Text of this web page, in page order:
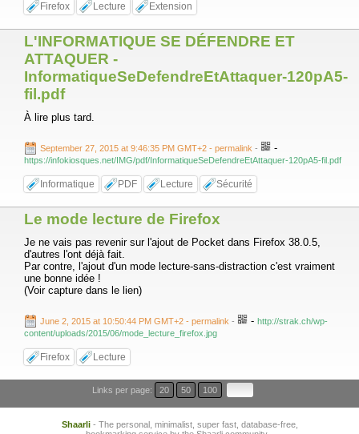
Firefox Lecture Extension
L'INFORMATIQUE SE DÉFENDRE ET
ATTAQUER -
InformatiqueSeDefendreEtAttaquer-120pA5-
fil.pdf
À lire plus tard.
September 27, 2015 at 9:46:35 PM GMT+2 - permalink - -
https://infokiosques.net/IMG/pdf/InformatiqueSeDefendreEtAttaquer-120pA5-fil.pdf
Informatique PDF Lecture Sécurité
Le mode lecture de Firefox
Je ne vais pas revenir sur l'ajout de Pocket dans Firefox 38.0.5,
d'autres l'ont déjà fait.
Par contre, l'ajout d'un mode lecture-sans-distraction c'est vraiment
une bonne idée !
(Voir capture dans le lien)
June 2, 2015 at 10:50:44 PM GMT+2 - permalink - - http://strak.ch/wp-
content/uploads/2015/06/mode_lecture_firefox.jpg
Firefox Lecture
Links per page: 20 50 100
Shaarli- The personal, minimalist, super fast, database-free,